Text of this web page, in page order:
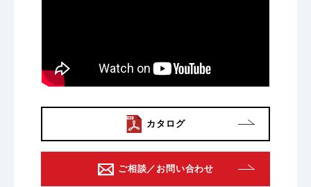
カタログ
ご相談／お問い合わせ